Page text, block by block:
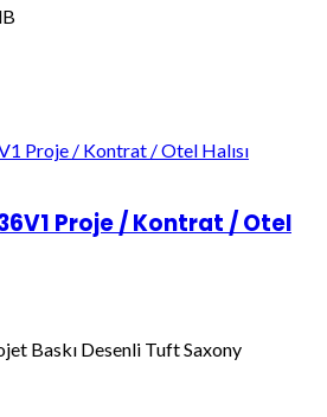
Proje / Kontrat / Otel
Baskı Desenli Tuft Saxony